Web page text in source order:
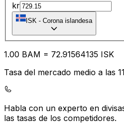
kr
ISK - Corona islandesa
1.00 BAM = 72.91564135 ISK
Tasa del mercado medio a las
Habla con un experto en
las tasas de los competidores.